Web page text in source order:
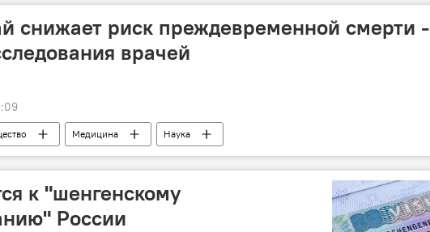
снижает риск преждевременной смерти -
врачей
Медицина Наука
к "шенгенскому
России